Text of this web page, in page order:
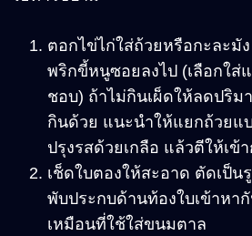
ตอกไข่ไก่ใส่ถ้วยหรือกะละมั
พริกขี้หนูซอยลงไป (เลือกใส่
ชอบ) ถ้าไม่กินเผ็ดให้ลดปริ
กินด้วย แนะนำให้แยกถ้วยแ
ปรุงรสด้วยเกลือ แล้วตีให้เข้
เช็ดใบตองให้สะอาด ตัดเป็น
พับประกบด้านท้องใบเข้าหา
เหมือนที่ใช้ใส่ขนมตาล